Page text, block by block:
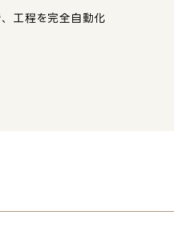
工程を完全自動化